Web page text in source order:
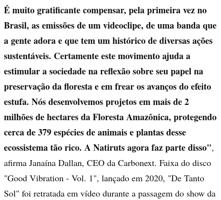
É muito gratificante compensar, pela primeira vez no
Brasil, as emissões de um videoclipe, de uma banda que
a gente adora e que tem um histórico de diversas ações
sustentáveis. Certamente este movimento ajuda a
estimular a sociedade na reflexão sobre seu papel na
preservação da floresta e em frear os avanços do efeito
estufa. Nós desenvolvemos projetos em mais de 2
milhões de hectares da Floresta Amazônica, protegendo
cerca de 379 espécies de animais e plantas desse
ecossistema tão rico. A Natiruts agora faz parte disso",
afirma Janaína Dallan, CEO da Carbonext. Faixa do disco
"Good Vibration - Vol. 1", lançado em 2020, "De Tanto
Sol" foi retratada em vídeo durante a passagem do show da